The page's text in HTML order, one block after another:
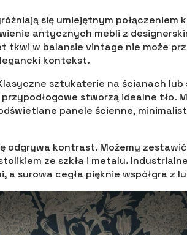
się umiejętnym połączeniem
antycznych mebli z
tkwi w balansie vintage nie może
kontekst.
sztukaterie na ścianach
stworzą idealne tło.
panele ścienne,
odgrywa kontrast. Możemy
ze szkła i metalu.
a surowa cegła pięknie współgra z